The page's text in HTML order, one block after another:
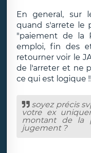
En general, sur
quand s'arrete le
"paiement de la
emploi, fin des
retourner voir le
de l'arreter et ne
ce qui est logique
soyez précis
votre ex
montant de la
jugement ?